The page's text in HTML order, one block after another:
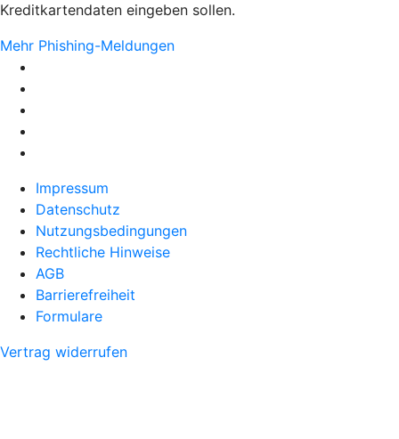
Kreditkartendaten eingeben sollen.
Mehr Phishing-Meldungen
Impressum
Datenschutz
Nutzungsbedingungen
Rechtliche Hinweise
AGB
Barrierefreiheit
Formulare
Vertrag widerrufen